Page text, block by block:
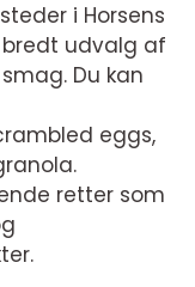
i Horsens
udvalg af
Du kan
eggs,
retter som